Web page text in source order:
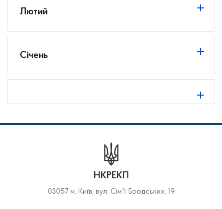
Лютий
Січень
НКРЕКП
03057 м. Київ, вул. Сімʼї Бродських, 19